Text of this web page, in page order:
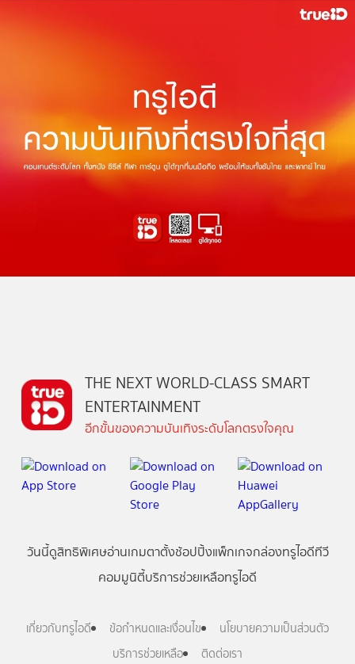
THE NEXT WORLD-CLASS SMART
ENTERTAINMENT
อีกขั้นของความบันเทิงระดับโลกตรงใจคุณ
วันนี้ดูสิทธิพิเศษอ่านเกมตาตั้งช้อปปิ้งแพ็กเกจกล่องทรูไอดีทีวี
คอมมูนิตี้บริการช่วยเหลือทรูไอดี
เกี่ยวกับทรูไอดี ข้อกำหนดและเงื่อนไข
นโยบายความเป็นส่วนตัว
บริการช่วยเหลือ
ติดต่อเรา